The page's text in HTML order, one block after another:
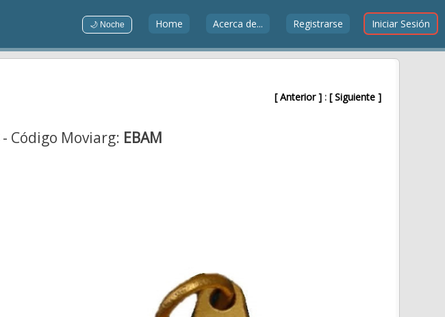
🌙 Noche Home Acerca de... Registrarse Iniciar Sesión
[ Anterior ] :[ Siguiente ]
- Código Moviarg: EBAM